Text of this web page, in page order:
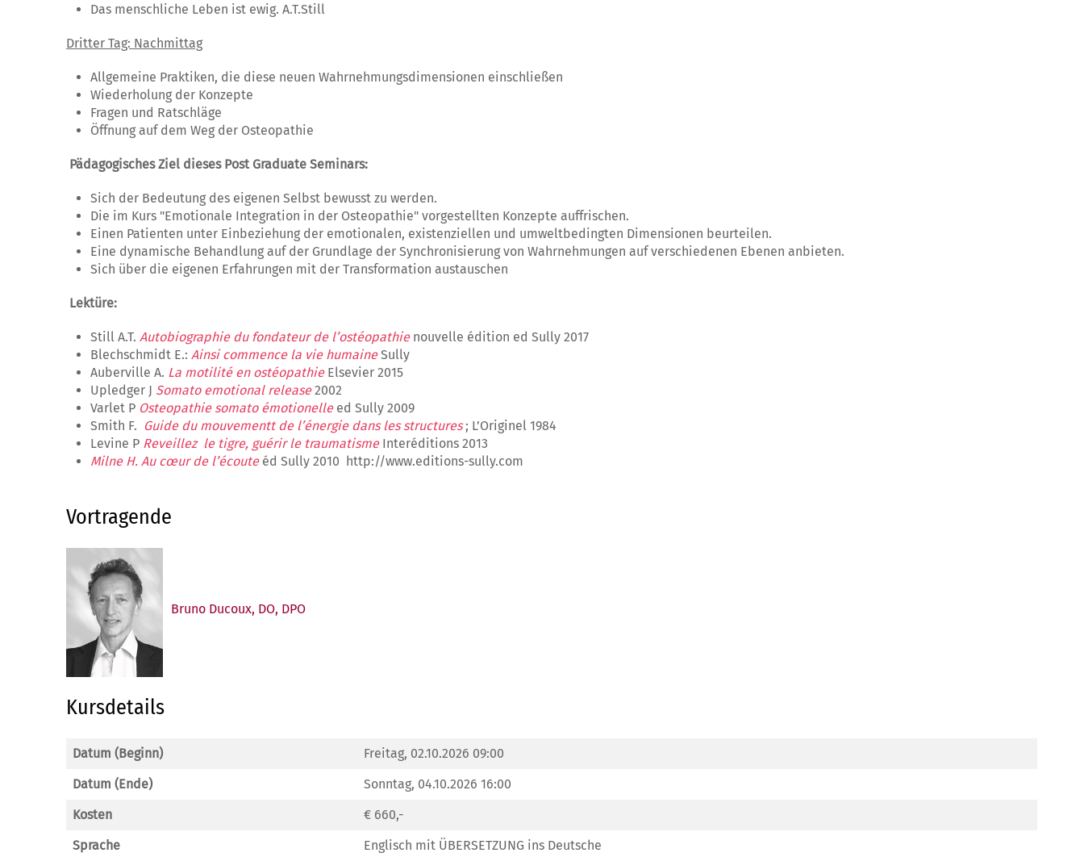
Das menschliche Leben ist ewig. A.T.Still
Dritter Tag: Nachmittag
Allgemeine Praktiken, die diese neuen Wahrnehmungsdimensionen einschließen
Wiederholung der Konzepte
Fragen und Ratschläge
Öffnung auf dem Weg der Osteopathie
Pädagogisches Ziel dieses Post Graduate Seminars:
Sich der Bedeutung des eigenen Selbst bewusst zu werden.
Die im Kurs "Emotionale Integration in der Osteopathie" vorgestellten Konzepte auffrischen.
Einen Patienten unter Einbeziehung der emotionalen, existenziellen und umweltbedingten Dimensionen beurteilen.
Eine dynamische Behandlung auf der Grundlage der Synchronisierung von Wahrnehmungen auf verschiedenen Ebenen anbieten.
Sich über die eigenen Erfahrungen mit der Transformation austauschen
Lektüre:
Still A.T. Autobiographie du fondateur de l’ostéopathie nouvelle édition ed Sully 2017
Blechschmidt E.: Ainsi commence la vie humaineSully
Auberville A. La motilité en ostéopathie Elsevier 2015
Upledger J Somato emotional release2002
Varlet P Osteopathie somato émotionelle ed Sully 2009
Smith F. Guide du mouvementt de l’énergie dans les structures; L’Originel 1984
Levine P Reveillez le tigre, guérir le traumatisme Interéditions 2013
Milne H. Au cœur de l’écoute éd Sully 2010 http://www.editions-sully.com
Vortragende
Bruno Ducoux, DO, DPO
Kursdetails
Datum (Beginn)
Freitag, 02.10.2026 09:00
Datum (Ende)
Sonntag, 04.10.2026 16:00
Kosten
€ 660,-
Sprache
Englisch mit ÜBERSETZUNG ins Deutsche